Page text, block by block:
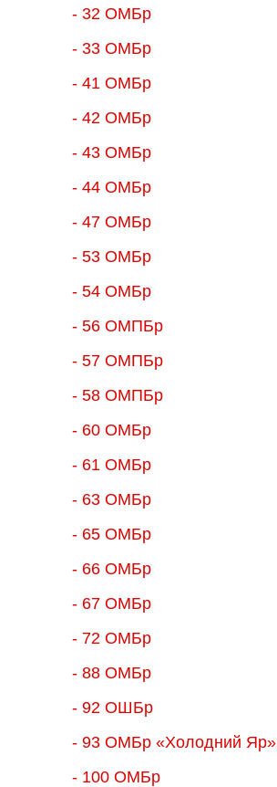
- 32 ОМБр
- 33 ОМБр
- 41 ОМБр
- 42 ОМБр
- 43 ОМБр
- 44 ОМБр
- 47 ОМБр
- 53 ОМБр
- 54 ОМБр
- 56 ОМПБр
- 57 ОМПБр
- 58 ОМПБр
- 60 ОМБр
- 61 ОМБр
- 63 ОМБр
- 65 ОМБр
- 66 ОМБр
- 67 ОМБр
- 72 ОМБр
- 88 ОМБр
- 92 ОШБр
- 93 ОМБр «Холодний Яр»
- 100 ОМБр